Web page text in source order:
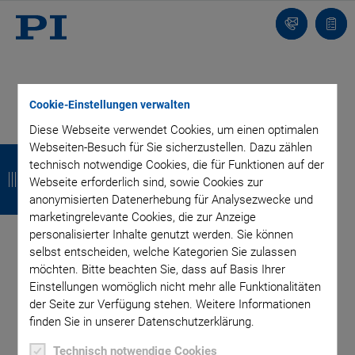
Cookie-Einstellungen verwalten
Diese Webseite verwendet Cookies, um einen optimalen
Webseiten-Besuch für Sie sicherzustellen. Dazu zählen
technisch notwendige Cookies, die für Funktionen auf der
Webseite erforderlich sind, sowie Cookies zur
anonymisierten Datenerhebung für Analysezwecke und
marketingrelevante Cookies, die zur Anzeige
personalisierter Inhalte genutzt werden. Sie können
selbst entscheiden, welche Kategorien Sie zulassen
möchten. Bitte beachten Sie, dass auf Basis Ihrer
Einstellungen womöglich nicht mehr alle Funktionalitäten
der Seite zur Verfügung stehen. Weitere Informationen
finden Sie in unserer Datenschutzerklärung.
Technisch notwendige Cookies
Kontakt
BLOG ABONNIEREN
Kategorien
Anwendung Astronomie
Unternehmen
Industrielle Automatisierung
Mikroskopie
Nanopositionierung
OEM
Photonik Produkt Produktion Technologie Video
Z
u
r
ü
c
k
Z
u
r
ü
c
k
Z
u
r
ü
c
k
Z
u
r
ü
c
k